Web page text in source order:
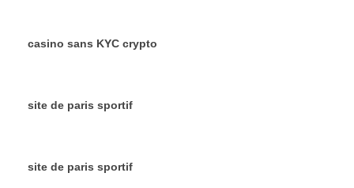
casino sans KYC crypto
site de paris sportif
site de paris sportif